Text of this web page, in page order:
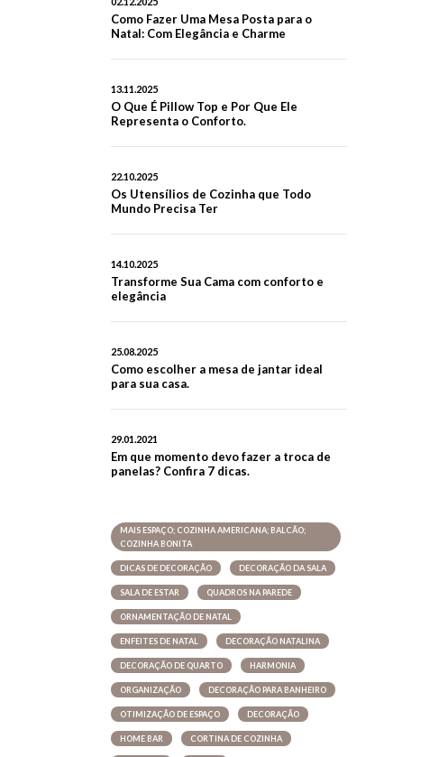
Como Fazer Uma Mesa Posta para o
Natal: Com Elegância e Charme
13.11.2025
O Que É Pillow Top e Por Que Ele
Representa o Conforto.
22.10.2025
Os Utensílios de Cozinha que Todo
Mundo Precisa Ter
14.10.2025
Transforme Sua Cama com conforto e
elegância
25.08.2025
Como escolher a mesa de jantar ideal
para sua casa.
29.01.2021
Em que momento devo fazer a troca de
panelas? Confira 7 dicas.
MAIS ESPAÇO; COZINHA AMERICANA; BALCÃO;
COZINHA BONITA
DICAS DE DECORAÇÃO DECORAÇÃO DA SALA
SALA DE ESTAR QUADROS NA PAREDE
ORNAMENTAÇÃO DE NATAL
ENFEITES DE NATAL DECORAÇÃO NATALINA
DECORAÇÃO DE QUARTO HARMONIA
ORGANIZAÇÃO DECORAÇÃO PARA BANHEIRO
OTIMIZAÇÃO DE ESPAÇO DECORAÇÃO
HOME BAR CORTINA DE COZINHA